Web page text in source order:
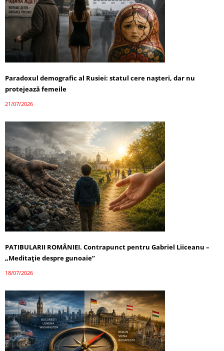
Paradoxul demografic al Rusiei: statul cere nașteri, dar nu
protejează femeile
21/07/2026
PATIBULARII ROMÂNIEI. Contrapunct pentru Gabriel Liiceanu –
„Meditație despre gunoaie”
18/07/2026